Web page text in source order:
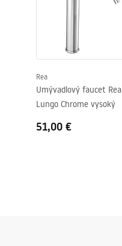
Technológia
Priemer pripojenia
Záruka
Bezpečnostné
Rea
Umývadlový faucet Rea
Lungo Chrome vysoký
51,00 €